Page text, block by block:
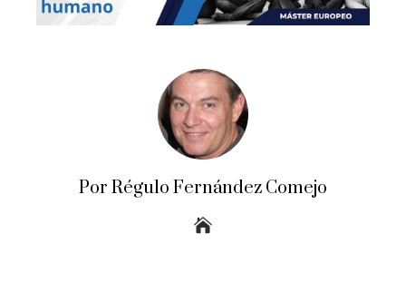
Por Régulo Fernández Comejo